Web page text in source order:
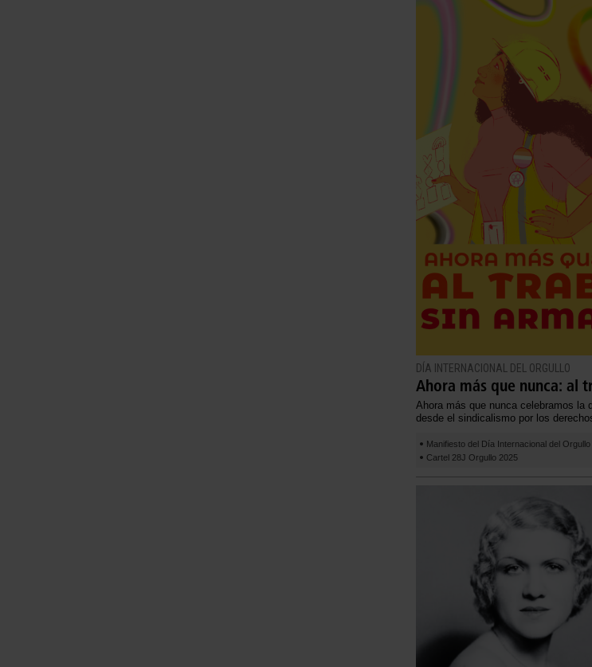
DÍA INTERNACIONAL DEL ORGULLO
Ahora más que nunca: al
Ahora más que nunca celebramos la
desde el sindicalismo por los
Manifiesto del Día Internacional del
Cartel 28J Orgullo 2025